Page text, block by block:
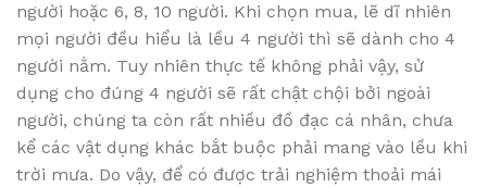
người hoặc 6, 8, 10 người. Khi chọn mua, lẽ dĩ nhiên
mọi người đều hiểu là lều 4 người thì sẽ dành cho 4
người nằm. Tuy nhiên thực tế không phải vậy, sử
dụng cho đúng 4 người sẽ rất chật chội bởi ngoài
người, chúng ta còn rất nhiều đồ đạc cá nhân, chưa
kể các vật dụng khác bắt buộc phải mang vào lều khi
trời mưa. Do vậy, để có được trải nghiệm thoải mái